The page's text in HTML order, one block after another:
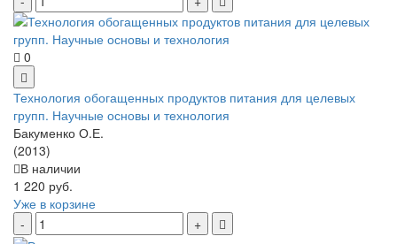
0
Технология обогащенных продуктов питания для целевых
групп. Научные основы и технология
Бакуменко О.Е.
(2013)
В наличии
1 220 руб.
Уже в корзине